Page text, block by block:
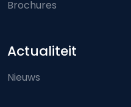
Brochures
Actualiteit
Nieuws